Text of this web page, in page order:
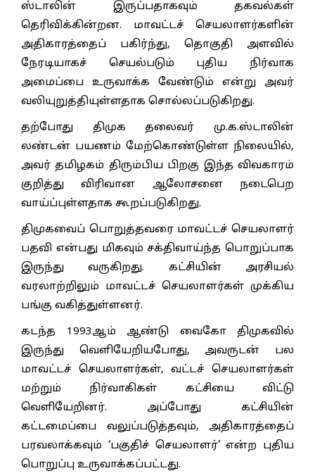
ஸ்டாலின் இருப்பதாகவும் தகவல்கள்
தெரிவிக்கின்றன. மாவட்டச் செயலாளர்களின்
அதிகாரத்தைப் பகிர்ந்து, தொகுதி அளவில்
நேரடியாகச் செயல்படும் புதிய நிர்வாக
அமைப்பை உருவாக்க வேண்டும் என்று அவர்
வலியுறுத்தியுள்ளதாக சொல்லப்படுகிறது.
தற்போது திமுக தலைவர் மு.க.ஸ்டாலின்
லண்டன் பயணம் மேற்கொண்டுள்ள நிலையில்,
அவர் தமிழகம் திரும்பிய பிறகு இந்த விவகாரம்
குறித்து விரிவான ஆலோசனை நடைபெற
வாய்ப்புள்ளதாக கூறப்படுகிறது.
திமுகவைப் பொறுத்தவரை மாவட்டச் செயலாளர்
பதவி என்பது மிகவும் சக்திவாய்ந்த பொறுப்பாக
இருந்து வருகிறது. கட்சியின் அரசியல்
வரலாற்றிலும் மாவட்டச் செயலாளர்கள் முக்கிய
பங்கு வகித்துள்ளனர்.
கடந்த 1993ஆம் ஆண்டு வைகோ திமுகவில்
இருந்து வெளியேறியபோது, அவருடன் பல
மாவட்டச் செயலாளர்கள், வட்டச் செயலாளர்கள்
மற்றும் நிர்வாகிகள் கட்சியை விட்டு
வெளியேறினர். அப்போது கட்சியின்
கட்டமைப்பை வலுப்படுத்தவும், அதிகாரத்தைப்
பரவலாக்கவும் ‘பகுதிச் செயலாளர்’ என்ற புதிய
பொறுப்பு உருவாக்கப்பட்டது.